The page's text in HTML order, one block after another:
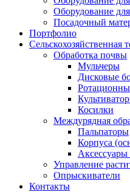
Оборудование
Посадочный
Портфолио
Сельскохозяйственная
Обработка почвы
Мульчеры
Дисковые
Косилки
Междурядная
Пальпаторы
Корпуса
Аксессуары
Управление
Опрыскиватели
Контакты